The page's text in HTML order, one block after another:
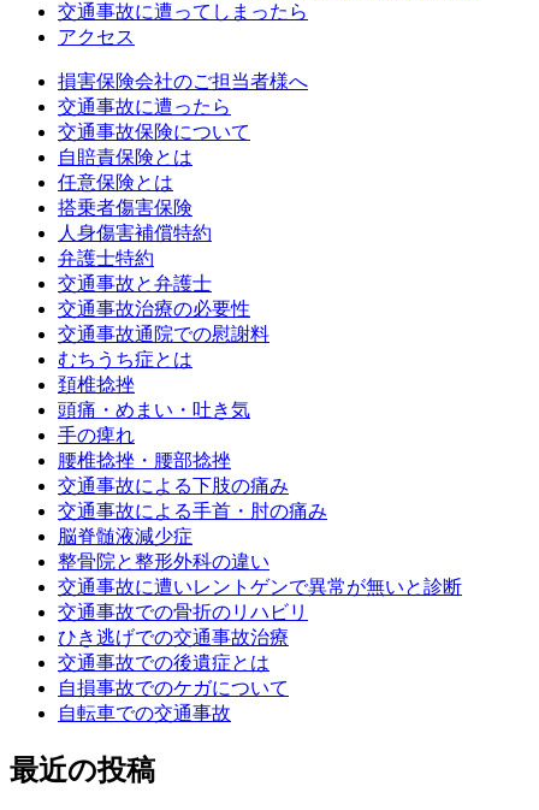
交通事故に遭ってしまったら
アクセス
損害保険会社のご担当者様へ
交通事故に遭ったら
交通事故保険について
自賠責保険とは
任意保険とは
搭乗者傷害保険
人身傷害補償特約
弁護士特約
交通事故と弁護士
交通事故治療の必要性
交通事故通院での慰謝料
むちうち症とは
頚椎捻挫
頭痛・めまい・吐き気
手の痺れ
腰椎捻挫・腰部捻挫
交通事故による下肢の痛み
交通事故による手首・肘の痛み
脳脊髄液減少症
整骨院と整形外科の違い
交通事故に遭いレントゲンで異常が無いと診断
交通事故での骨折のリハビリ
ひき逃げでの交通事故治療
交通事故での後遺症とは
自損事故でのケガについて
自転車での交通事故
最近の投稿